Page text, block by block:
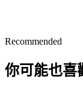
Recommended
你可能也喜